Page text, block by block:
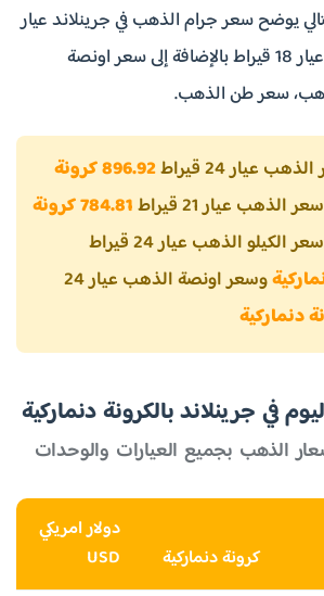
يوضح سعر جرام الذهب في جرينلاند عيار
24، عيار 22، عيار 21، عيار 18 قيراط بالإضافة إلى سعر اونصة
سعر طن الذهب.
عيار 24 قيراط
896.92 كرونة
الذهب عيار 21 قيراط
784.81 كرونة
الكيلو الذهب عيار 24 قيراط
وسعر اونصة الذهب عيار 24
في جرينلاند بالكرونة دنماركية
الذهب بجميع العيارات والوحدات
كرونة دنماركية
دولار امريكي
USD